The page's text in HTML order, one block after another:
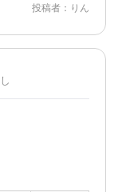
て
した程度だった
の入居者の状況
投稿者：りん